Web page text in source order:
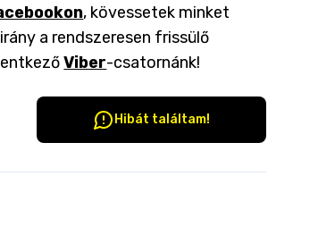
, kövessetek minket
a rendszeresen frissülő
Viber-csatornánk!
Hibát találtam!